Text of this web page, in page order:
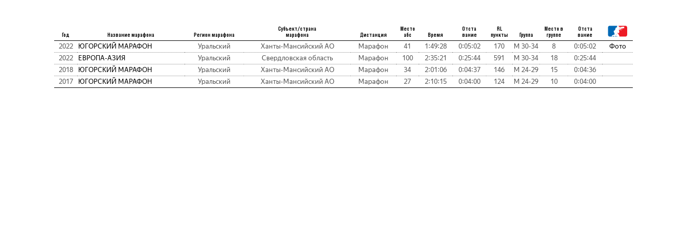
Год Название марафона Регион марафона
Субъект/страна
марафона
Дистанция
Место
абс
Время
Отста
вание
RL
пункты
Группа
Место в
группе
Отста
вание
2022 ЮГОРСКИЙ МАРАФОН Уральский Ханты-Мансийский АО Марафон 41 1:49:28 0:05:02 170 М 30-34 8 0:05:02
Фото
2022
ЕВРОПА-АЗИЯ Уральский Свердловская область Марафон 100 2:35:21 0:25:44 591 М 30-34 18
0:25:44
2018
ЮГОРСКИЙ МАРАФОН Уральский Ханты-Мансийский АО Марафон 34 2:01:06 0:04:37 146 М 24-29 15
0:04:36
2017
ЮГОРСКИЙ МАРАФОН Уральский Ханты-Мансийский АО Марафон 27 2:10:15 0:04:00 124 М 24-29 10 0:04:00